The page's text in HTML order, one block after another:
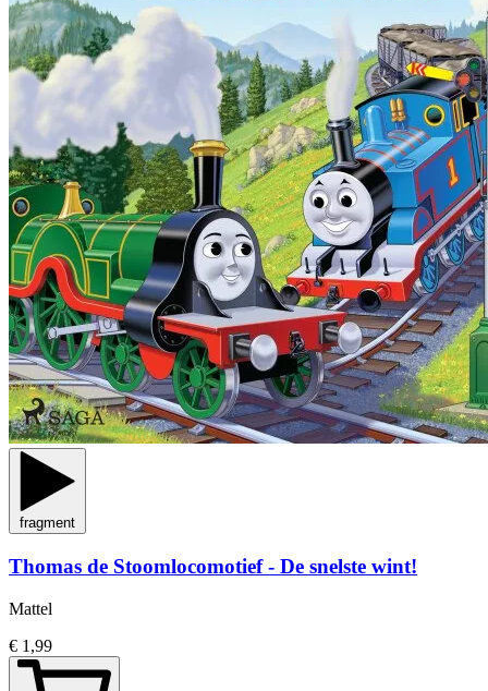
fragment
Thomas de Stoomlocomotief - De snelste wint!
Mattel
€ 1,99